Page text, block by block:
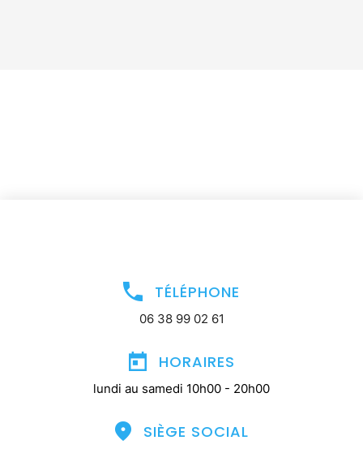
TÉLÉPHONE
06 38 99 02 61
HORAIRES
lundi au samedi 10h00 - 20h00
SIÈGE SOCIAL